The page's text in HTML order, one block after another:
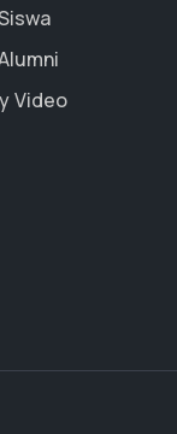
Video